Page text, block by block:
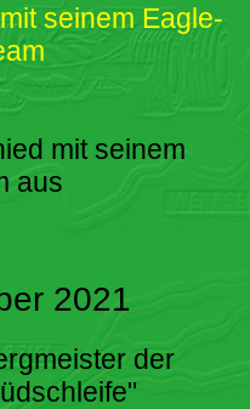
seinem Eagle-
mit seinem
aus
2021
der